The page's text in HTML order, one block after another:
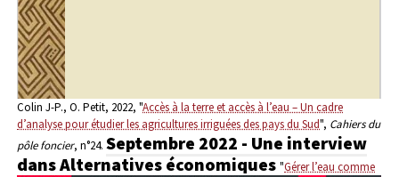
Colin J-P., O. Petit, 2022, "Accès à la terre et accès à l’eau – Un cadre
d’analyse pour étudier les agricultures irriguées des pays du Sud", Cahiers du
pôle foncier, n°24. Septembre 2022 - Une interview
dans Alternatives économiques "Gérer l’eau comme